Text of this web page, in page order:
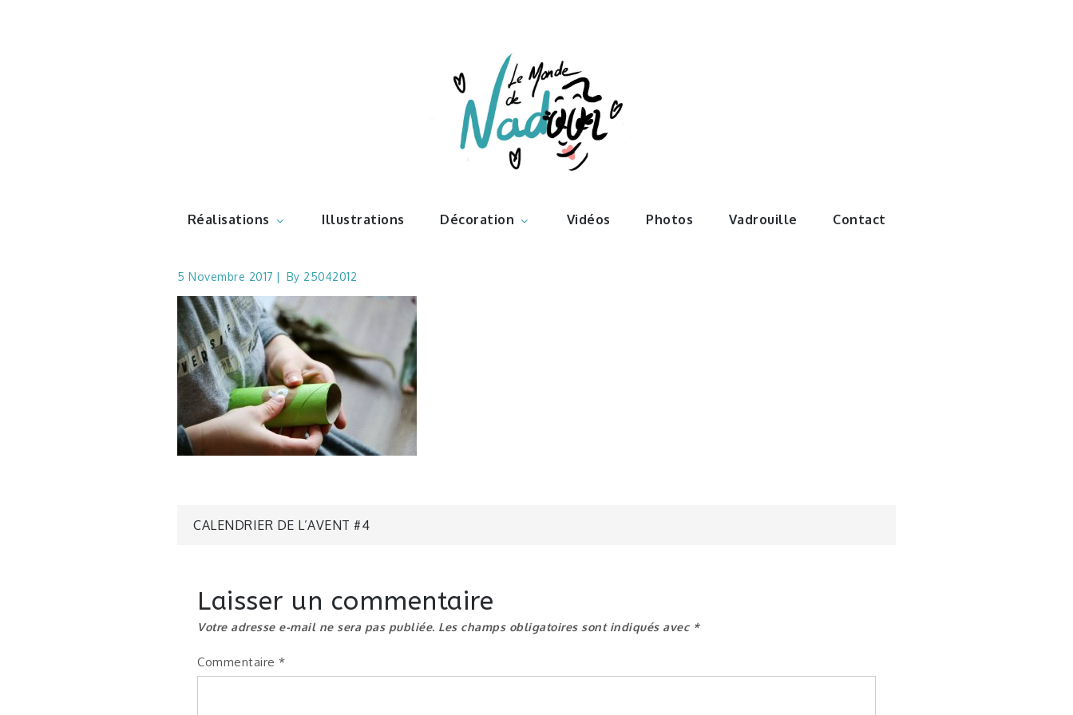
Illustrations – le monde de
Nadoo
Réalisations Illustrations Décoration Vidéos Photos Vadrouille Contact
5 Novembre 2017 By 25042012
Navigation
l’article
CALENDRIER DE L’AVENT #4
Laisser un commentaire
Votre adresse e-mail ne sera pas publiée. Les champs obligatoires sont indiqués avec *
Commentaire *